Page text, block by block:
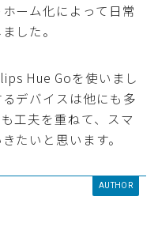
ーム化によって日常
した。
Hue Goを使いまし
デバイスは他にも多
工夫を重ねて、スマ
たいと思います。
AUTHOR